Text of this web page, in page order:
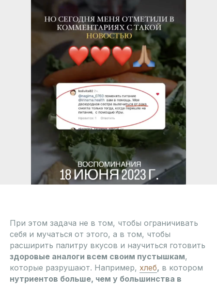
При этом задача не в том, чтобы ограничивать
себя и мучаться от этого, а в том, чтобы
расширить палитру вкусов и научиться готовить
здоровые аналоги всем своим пустышкам,
которые разрушают. Например, хлеб, в котором
нутриентов больше, чем у большинства в